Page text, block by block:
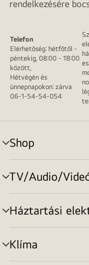
rendelkezésére
Telefon
Elérhetőség: hétfőtől -
péntekig, 08:00 - 18:00
között,
Hétvégén és
ünnepnapokon: zárva
06-1-54-54-054
Shop
menu
toggle
TV/Audio/
menu
toggle
Háztartási
menu
toggle
Klíma
menu
toggle